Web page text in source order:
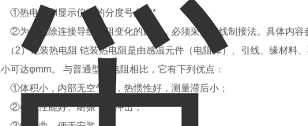
①热电阻和显示仪表的分度号必须*
②为了消除连接导线电阻变化的影响，必须采用三线制接法。具体内容
（2）铠装热电阻 铠装热电阻是由感温元件（电阻体）、引线、缘材料
小可达φmm。 与普通型热电阻相比，它有下列优点：
①体积小，内部无空气隙，热惯性好，测量滞后小；
②机械性能好、耐振，抗冲击；